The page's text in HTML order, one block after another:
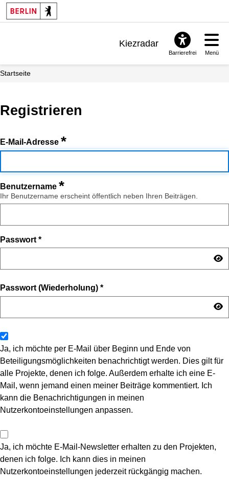
Kiezradar
Barrierefrei Menü
Startseite
Registrieren
E-Mail-Adresse *
Benutzername *
Ihr Benutzername erscheint öffentlich neben Ihren Beiträgen.
Passwort *
Passwort (Wiederholung) *
Ja, ich möchte per E-Mail über Beginn und Ende von
Beteiligungsmöglichkeiten benachrichtigt werden. Dies gilt für
alle Projekte, denen ich folge. Außerdem erhalte ich eine E-
Mail, wenn jemand einen meiner Beiträge kommentiert. Ich
kann die Benachrichtigungen in meinen
Nutzerkontoeinstellungen anpassen.
Ja, ich möchte E-Mail-Newsletter erhalten zu den Projekten,
denen ich folge. Ich kann dies in meinen
Nutzerkontoeinstellungen jederzeit rückgängig machen.